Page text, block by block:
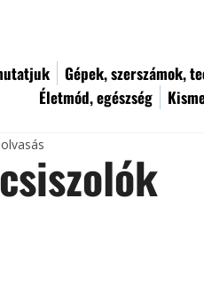
Gépek, szerszámok,
Életmód, egészség